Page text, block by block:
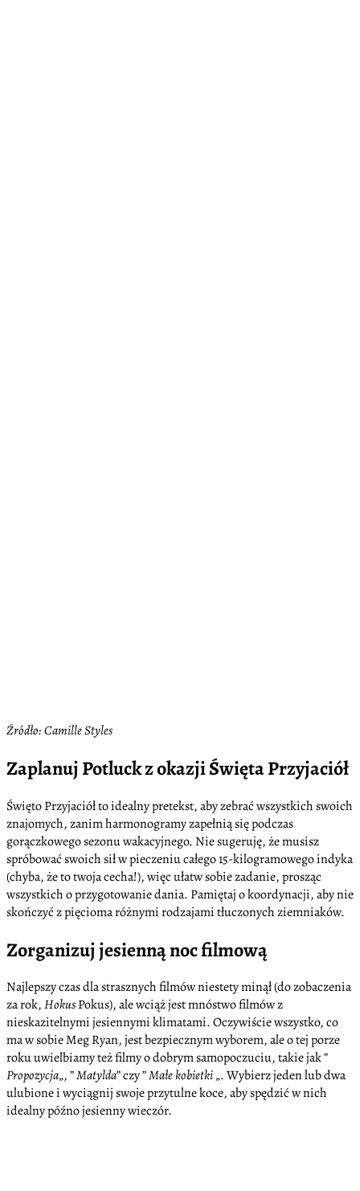
Źródło: Camille Styles
Zaplanuj Potluck z okazji Święta Przyjaciół
Święto Przyjaciół to idealny pretekst, aby zebrać wszystkich swoich
znajomych, zanim harmonogramy zapełnią się podczas
gorączkowego sezonu wakacyjnego. Nie sugeruję, że musisz
spróbować swoich sił w pieczeniu całego 15-kilogramowego indyka
(chyba, że to twoja cecha!), więc ułatw sobie zadanie, prosząc
wszystkich o przygotowanie dania. Pamiętaj o koordynacji, aby nie
skończyć z pięcioma różnymi rodzajami tłuczonych ziemniaków.
Zorganizuj jesienną noc filmową
Najlepszy czas dla strasznych filmów niestety minął (do zobaczenia
za rok,HokusPokus), ale wciąż jest mnóstwo filmów z
nieskazitelnymi jesiennymi klimatami. Oczywiście wszystko, co
ma w sobie Meg Ryan, jest bezpiecznym wyborem, ale o tej porze
roku uwielbiamy też filmy o dobrym samopoczuciu, takie jak ”
Propozycja„, ”Matylda” czy ”Małe kobietki„. Wybierz jeden lub dwa
ulubione i wyciągnij swoje przytulne koce, aby spędzić w nich
idealny późno jesienny wieczór.